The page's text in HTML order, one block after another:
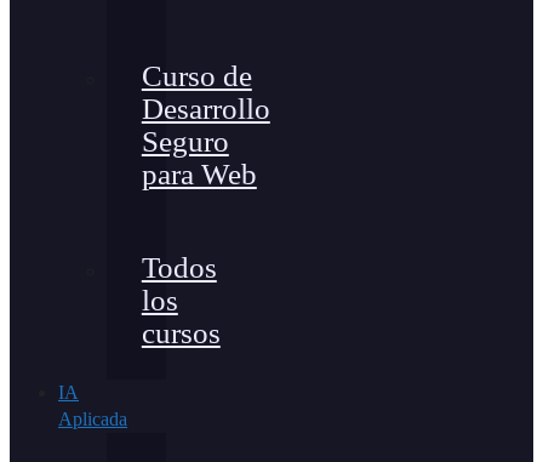
Curso de
Desarrollo
Seguro
para Web
Todos
los
cursos
IA
Aplicada